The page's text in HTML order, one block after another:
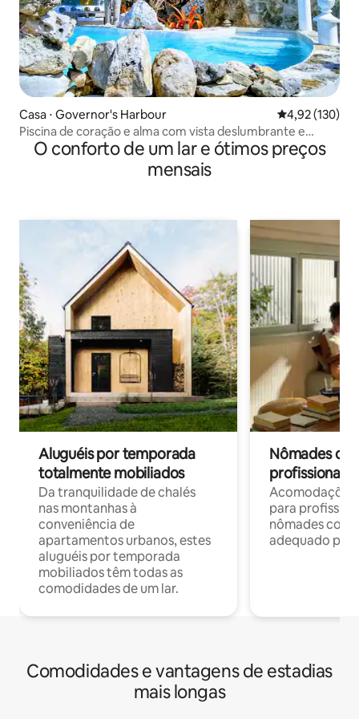
Casa ⋅ Governor's Harbour 4,92 de uma
4,92 (130)
Piscina de coração e alma com vista deslumbrante e
jardim sereno
O conforto de um lar e ótimos preços
mensais
Aluguéis por temporada
totalmente mobiliados
Da tranquilidade de chalés
nas montanhas à
conveniência de
apartamentos urbanos, estes
aluguéis por temporada
mobiliados têm todas as
comodidades de um lar.
Nômades
profissionais
para
nômades com
adequado
Comodidades e vantagens de estadias
mais longas